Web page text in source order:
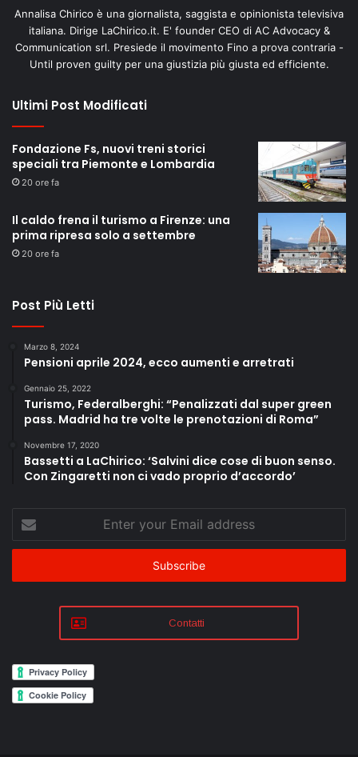
Annalisa Chirico è una giornalista, saggista e opinionista televisiva
italiana. Dirige LaChirico.it. E' founder CEO di AC Advocacy &
Communication srl. Presiede il movimento Fino a prova contraria -
Until proven guilty per una giustizia più giusta ed efficiente.
Ultimi Post Modificati
Fondazione Fs, nuovi treni storici
speciali tra Piemonte e Lombardia
20 ore fa
Il caldo frena il turismo a Firenze: una
prima ripresa solo a settembre
20 ore fa
Post Più Letti
Marzo 8, 2024
Pensioni aprile 2024, ecco aumenti e arretrati
Gennaio 25, 2022
Turismo, Federalberghi: “Penalizzati dal super green
pass. Madrid ha tre volte le prenotazioni di Roma”
Novembre 17, 2020
Bassetti a LaChirico: ‘Salvini dice cose di buon senso.
Con Zingaretti non ci vado proprio d’accordo’
Enter
your
Email
Contatti